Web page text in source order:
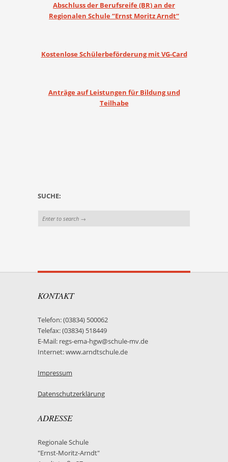
Abschluss der Berufsreife (BR) an der
Regionalen Schule “Ernst Moritz Arndt“
Kostenlose Schülerbeförderung mit VG-Card
Anträge auf Leistungen für Bildung und
Teilhabe
SUCHE:
KONTAKT
Telefon: (03834) 500062
Telefax: (03834) 518449
E-Mail: regs-ema-hgw@schule-mv.de
Internet: www.arndtschule.de
Impressum
Datenschutzerklärung
ADRESSE
Regionale Schule
"Ernst-Moritz-Arndt"